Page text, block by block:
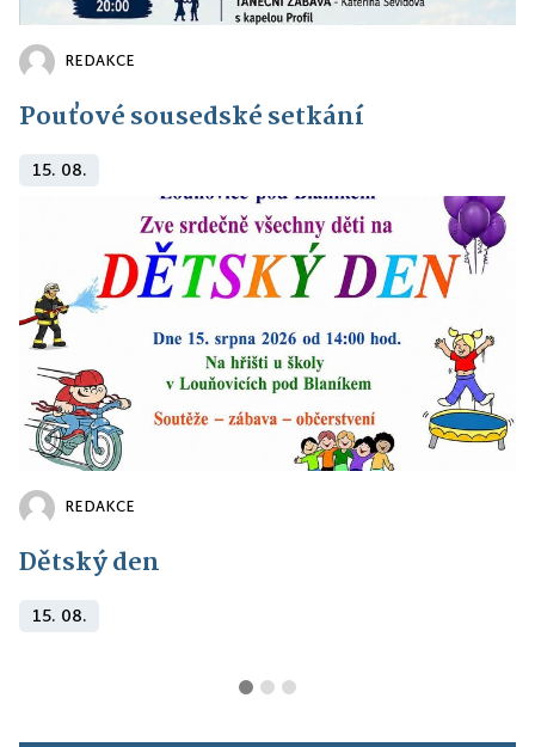
REDAKCE
Pouťové sousedské setkání
15. 08.
REDAKCE
Dětský den
15. 08.